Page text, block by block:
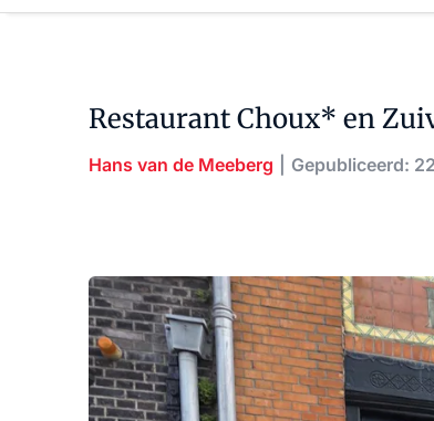
Restaurant Choux* en
Hans van de Meeberg Gepubliceerd: